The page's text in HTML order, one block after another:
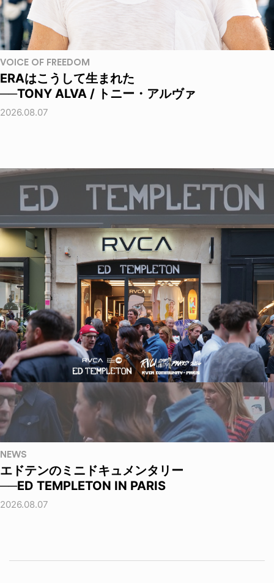
VOICE OF FREEDOM
ERAはこうして生まれた
──TONY ALVA / トニー・アルヴァ
2026.08.07
NEWS
エドテンのミニドキュメンタリー
──ED TEMPLETON IN PARIS
2026.08.07